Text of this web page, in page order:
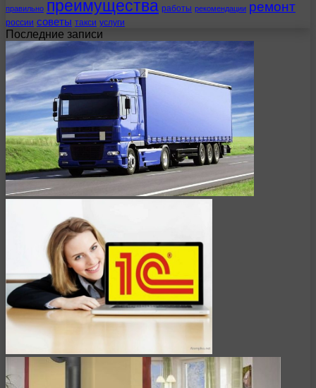
правильно преимущества работы рекомендации ремонт
россии советы такси услуги
Последние записи